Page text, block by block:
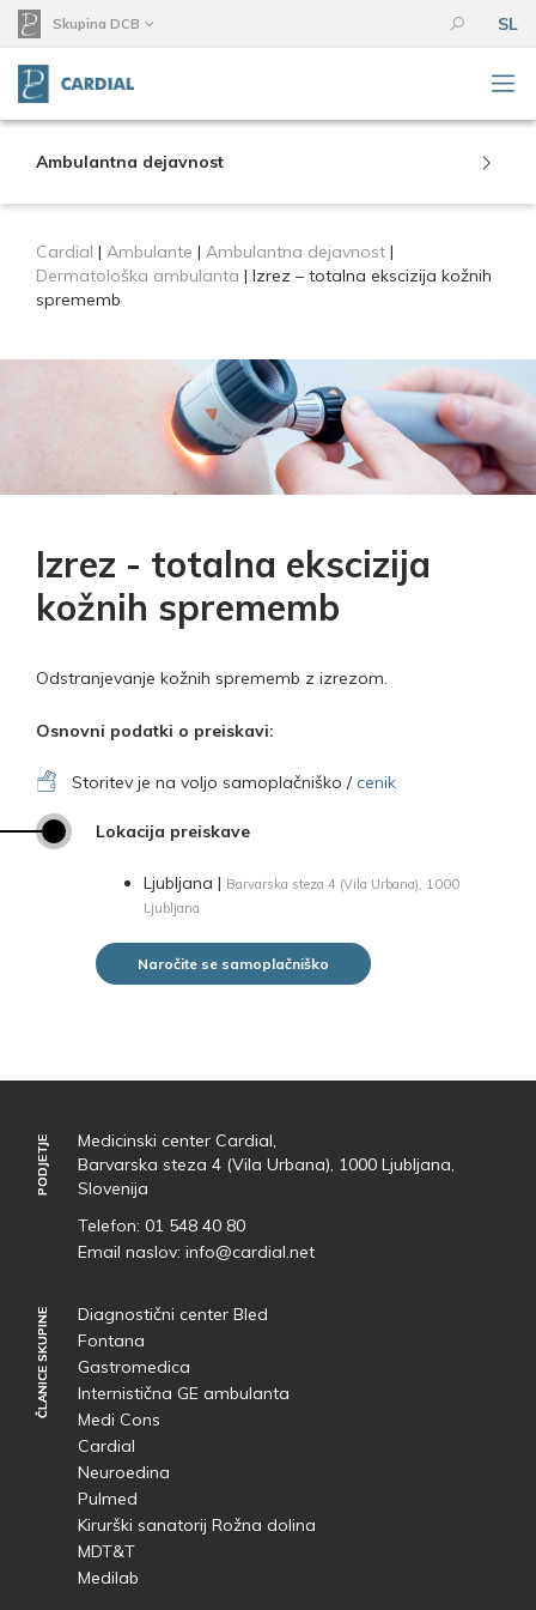
Skupina DCB SL
Ambulantna dejavnost
Cardial | Ambulante | Ambulantna dejavnost |
Dermatološka ambulanta | Izrez – totalna ekscizija kožnih
sprememb
Izrez - totalna ekscizija
kožnih sprememb
Odstranjevanje kožnih sprememb z izrezom.
Osnovni podatki o preiskavi:
Storitev je na voljo samoplačniško /cenik
Lokacija preiskave
Ljubljana | Barvarska steza 4 (Vila Urbana), 1000
Ljubljana
Naročite se samoplačniško
PODJETJE
PODJETJE
Medicinski center Cardial,
Barvarska steza 4 (Vila Urbana), 1000 Ljubljana,
Slovenija
Telefon: 01 548 40 80
Email naslov: info@cardial.net
ČLANICE SKUPINE
ČLANICE SKUPINE
Diagnostični center Bled
Fontana
Gastromedica
Internistična GE ambulanta
Medi Cons
Cardial
Neuroedina
Pulmed
Kirurški sanatorij Rožna dolina
MDT&T
Medilab